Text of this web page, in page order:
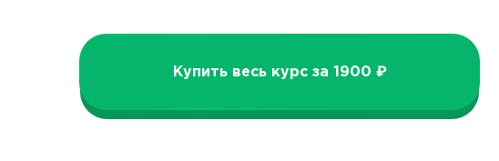
Купить весь курс за 1900 ₽